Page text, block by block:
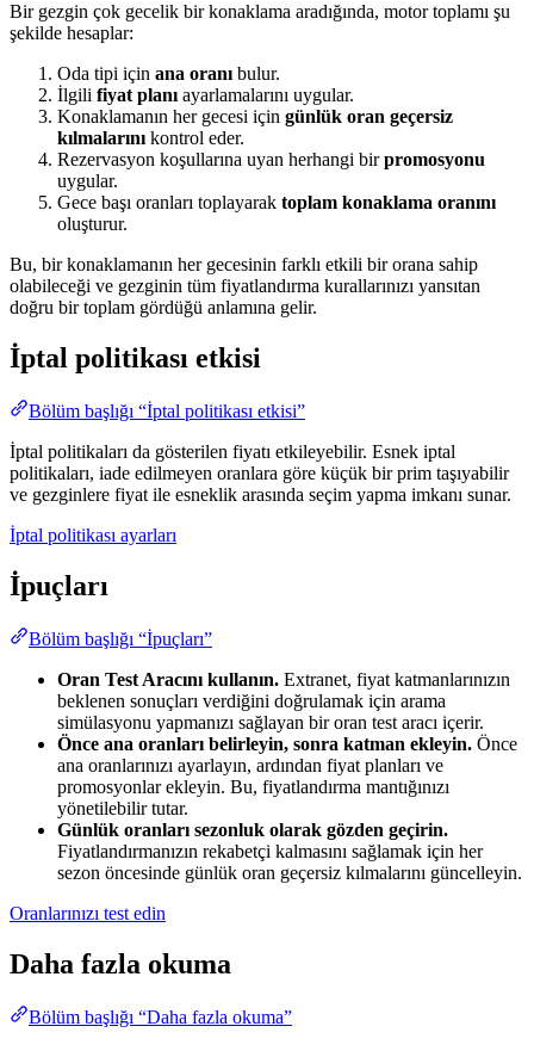
Bir gezgin çok gecelik bir konaklama aradığında, motor toplamı şu
şekilde hesaplar:
Oda tipi için ana oranı bulur.
İlgili fiyat planı ayarlamalarını uygular.
Konaklamanın her gecesi için günlük oran geçersiz
kılmalarını kontrol eder.
Rezervasyon koşullarına uyan herhangi birpromosyonu
uygular.
Gece başı oranları toplayarak toplam konaklama oranını
oluşturur.
Bu, bir konaklamanın her gecesinin farklı etkili bir orana sahip
olabileceği ve gezginin tüm fiyatlandırma kurallarınızı yansıtan
doğru bir toplam gördüğü anlamına gelir.
İptal politikası etkisi
Bölüm başlığı “İptal politikası etkisi”
İptal politikaları da gösterilen fiyatı etkileyebilir. Esnek iptal
politikaları, iade edilmeyen oranlara göre küçük bir prim taşıyabilir
ve gezginlere fiyat ile esneklik arasında seçim yapma imkanı sunar.
İptal politikası ayarları
İpuçları
Bölüm başlığı “İpuçları”
Oran Test Aracını kullanın. Extranet, fiyat katmanlarınızın
beklenen sonuçları verdiğini doğrulamak için arama
simülasyonu yapmanızı sağlayan bir oran test aracı içerir.
Önce ana oranları belirleyin, sonra katman ekleyin. Önce
ana oranlarınızı ayarlayın, ardından fiyat planları ve
promosyonlar ekleyin. Bu, fiyatlandırma mantığınızı
yönetilebilir tutar.
Günlük oranları sezonluk olarak gözden geçirin.
Fiyatlandırmanızın rekabetçi kalmasını sağlamak için her
sezon öncesinde günlük oran geçersiz kılmalarını güncelleyin.
Oranlarınızı test edin
Daha fazla okuma
Bölüm başlığı “Daha fazla okuma”